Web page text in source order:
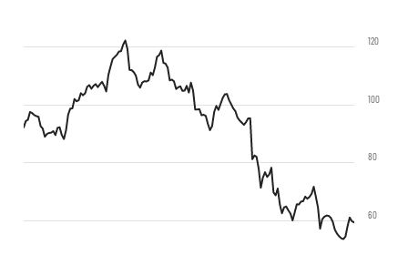
60
80
100
120